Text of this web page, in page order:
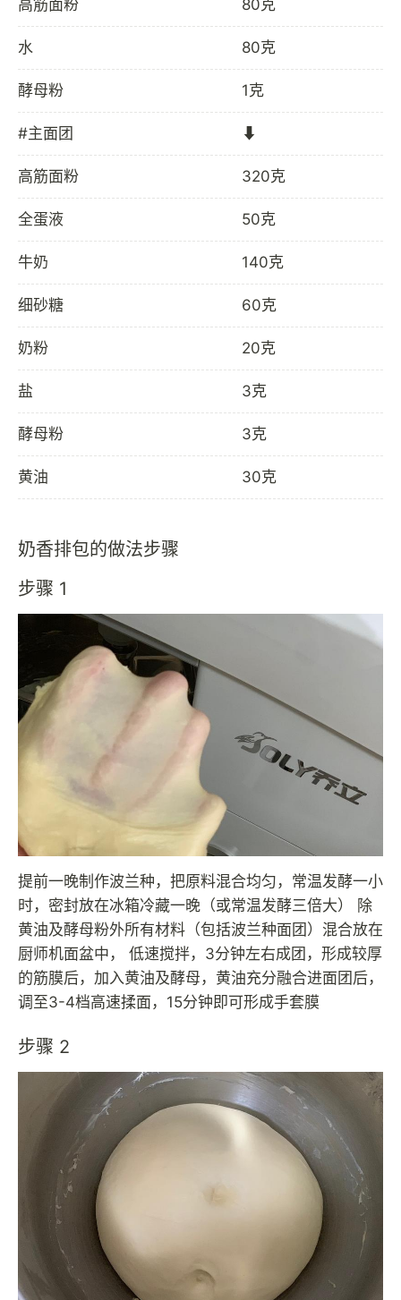
高筋面粉 80克
水 80克
酵母粉 1克
#主面团 ⬇️
高筋面粉 320克
全蛋液 50克
牛奶 140克
细砂糖 60克
奶粉 20克
盐 3克
酵母粉 3克
黄油 30克
奶香排包的做法步骤
步骤 1
提前一晚制作波兰种，把原料混合均匀，常温发酵一小
时，密封放在冰箱冷藏一晚（或常温发酵三倍大） 除
黄油及酵母粉外所有材料（包括波兰种面团）混合放在
厨师机面盆中， 低速搅拌，3分钟左右成团，形成较厚
的筋膜后，加入黄油及酵母，黄油充分融合进面团后，
调至3-4档高速揉面，15分钟即可形成手套膜
步骤 2